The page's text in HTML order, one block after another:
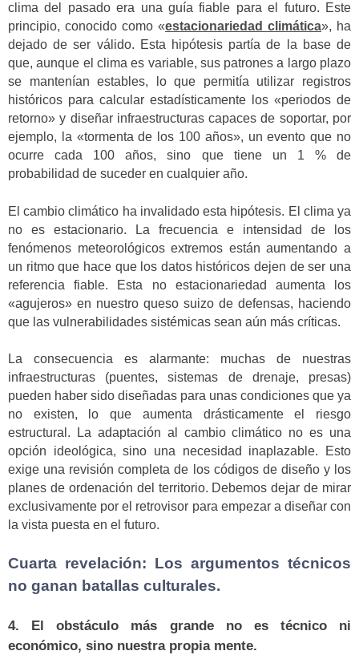
clima del pasado era una guía fiable para el futuro. Este
principio, conocido como «estacionariedad climática», ha
dejado de ser válido. Esta hipótesis partía de la base de
que, aunque el clima es variable, sus patrones a largo plazo
se mantenían estables, lo que permitía utilizar registros
históricos para calcular estadísticamente los «periodos de
retorno» y diseñar infraestructuras capaces de soportar, por
ejemplo, la «tormenta de los 100 años», un evento que no
ocurre cada 100 años, sino que tiene un 1 % de
probabilidad de suceder en cualquier año.
El cambio climático ha invalidado esta hipótesis. El clima ya
no es estacionario. La frecuencia e intensidad de los
fenómenos meteorológicos extremos están aumentando a
un ritmo que hace que los datos históricos dejen de ser una
referencia fiable. Esta no estacionariedad aumenta los
«agujeros» en nuestro queso suizo de defensas, haciendo
que las vulnerabilidades sistémicas sean aún más críticas.
La consecuencia es alarmante: muchas de nuestras
infraestructuras (puentes, sistemas de drenaje, presas)
pueden haber sido diseñadas para unas condiciones que ya
no existen, lo que aumenta drásticamente el riesgo
estructural. La adaptación al cambio climático no es una
opción ideológica, sino una necesidad inaplazable. Esto
exige una revisión completa de los códigos de diseño y los
planes de ordenación del territorio. Debemos dejar de mirar
exclusivamente por el retrovisor para empezar a diseñar con
la vista puesta en el futuro.
Cuarta revelación: Los argumentos técnicos
no ganan batallas culturales.
4. El obstáculo más grande no es técnico ni
económico, sino nuestra propia mente.